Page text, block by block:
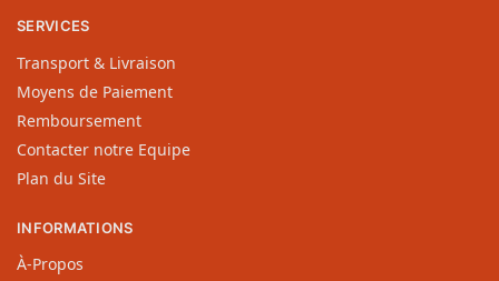
SERVICES
Transport & Livraison
Moyens de Paiement
Remboursement
Contacter notre Equipe
Plan du Site
INFORMATIONS
À-Propos